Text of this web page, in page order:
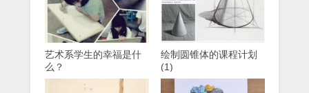
艺术系学生的幸福是什
么？
绘制圆锥体的课程计划
(1)